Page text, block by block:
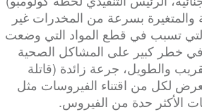
بسرعة من المخدرات غير
تسبب في قطع المواد التي وضعت
في خطر كبير على المشاكل الصحية
والطويل، جرعة زائدة (قاتلة
لكل من اقتناء الفيروسات مثل